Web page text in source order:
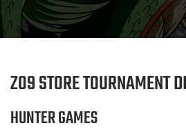
Z09 STORE TOURNAMENT
HUNTER GAMES